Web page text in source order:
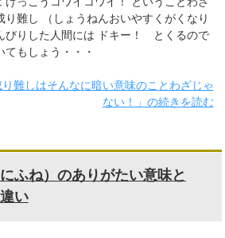
り難し （しょうねんおいやすくがくなり
びりした人間には ドキー！ とくるので
もしょう・・・
り難しはそんなに暗い意味のことわざじゃ
ない！」の続きを読む
ふね）のありがたい意味と
い